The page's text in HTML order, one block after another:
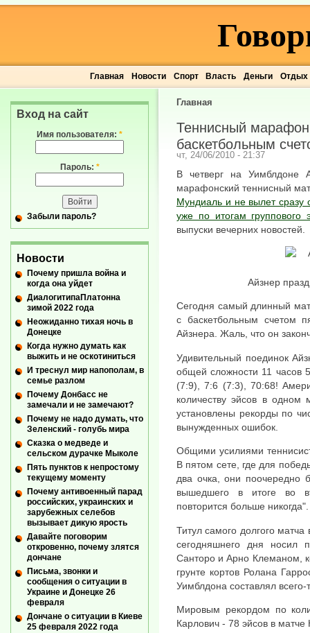
Главная Новости Спорт Власть Деньги Отдых
Главная
Теннисный
баскетбольным
чт, 24/06/2010 - 21:37
В четверг на Уимблдоне
марафонский теннисный
Мундиаль и не вылет сразу
уже по итогам группового
выпуски вечерних новостей.
Айзнер
Сегодня самый длинный
с баскетбольным счетом
Айзнера. Жаль, что он
Удивительный поединок
общей сложности 11 часов
(7:9), 7:6 (7:3), 70:68!
количеству эйсов в
установлены рекорды по
вынужденных ошибок.
Общими усилиями
В пятом сете, где для
два очка, они поочередно
вышедшего в итоге во
повторится больше никогда".
Титул самого долгого
сегодняшнего дня носил
Санторо и Арно Клеманом,
грунте кортов Ролана
Уимблдона составлял всего-
Мировым рекордом по
Карлович - 78 эйсов в
Вход на сайт
Имя пользователя: *
Пароль: *
Забыли пароль?
Новости
Почему пришла война и
когда она уйдет
ДиалогитипаПлатонна
зимой 2022 года
Неожиданно тихая ночь в
Донецке
Когда нужно думать как
выжить и не оскотиниться
И треснул мир напополам, в
семье разлом
Почему Донбасс не
замечали и не замечают?
Почему не надо думать, что
Зеленский - голубь мира
Сказка о медведе и
сельском дурачке Мыколе
Пять пунктов к непростому
текущему моменту
Почему антивоенный парад
российских, украинских и
зарубежных селебов
вызывает дикую ярость
Давайте поговорим
откровенно, почему злятся
дончане
Письма, звонки и
сообщения о ситуации в
Украине и Донецке 26
февраля
Дончане о ситуации в Киеве
25 февраля 2022 года